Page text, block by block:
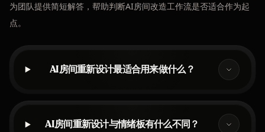
为团队提供简短解答，帮助判断AI房间改造工作流是否适合作为起
点。
AI房间重新设计最适合用来做什么？
AI房间重新设计与情绪板有什么不同？